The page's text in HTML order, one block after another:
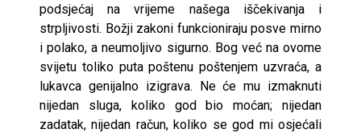
podsjećaj na vrijeme našega iščekivanja i
strpljivosti. Božji zakoni funkcioniraju posve mirno
i polako, a neumoljivo sigurno. Bog već na ovome
svijetu toliko puta poštenu poštenjem uzvraća, a
lukavca genijalno izigrava. Ne će mu izmaknuti
nijedan sluga, koliko god bio moćan; nijedan
zadatak, nijedan račun, koliko se god mi osjećali